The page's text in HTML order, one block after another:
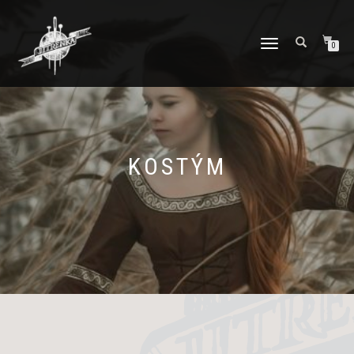
PŘEPNOUT
0
KOSTÝM